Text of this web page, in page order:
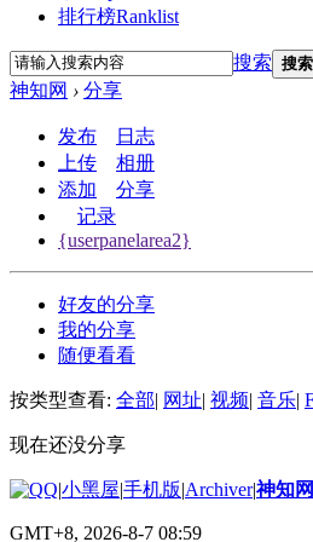
排行榜Ranklist
搜索 搜索
神知网 › 分享
发布
日志
上传
相册
添加
分享
记录
{userpanelarea2}
好友的分享
我的分享
随便看看
按类型查看: 全部| 网址| 视频| 音乐|
现在还没分享
|小黑屋|手机版|Archiver|神知网
GMT+8, 2026-8-7 08:59